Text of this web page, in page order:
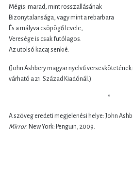
Mégis: marad, mint rosszallásának
Bizonytalansága, vagy mint a rebarbara
És a mályva csöpögő levele,
Veresége is csak futólagos.
Az utolsó kacaj senkié.
(John Ashbery magyar nyelvű
várható a 21. Század Kiadónál.)
*
A szöveg eredeti megjelenési helye: John
Mirror. New York: Penguin, 2009.